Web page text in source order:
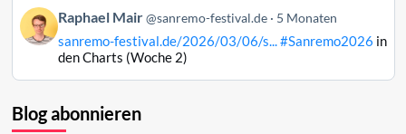
ansehen
Beitrag
von
Raphael
Bluesky
ansehen
Raphael Mair @sanremo-festival.de 5 Monaten
sanremo-festival.de/2026/03/06/s...#Sanremo2026 in
den Charts (Woche 2)
Blog abonnieren